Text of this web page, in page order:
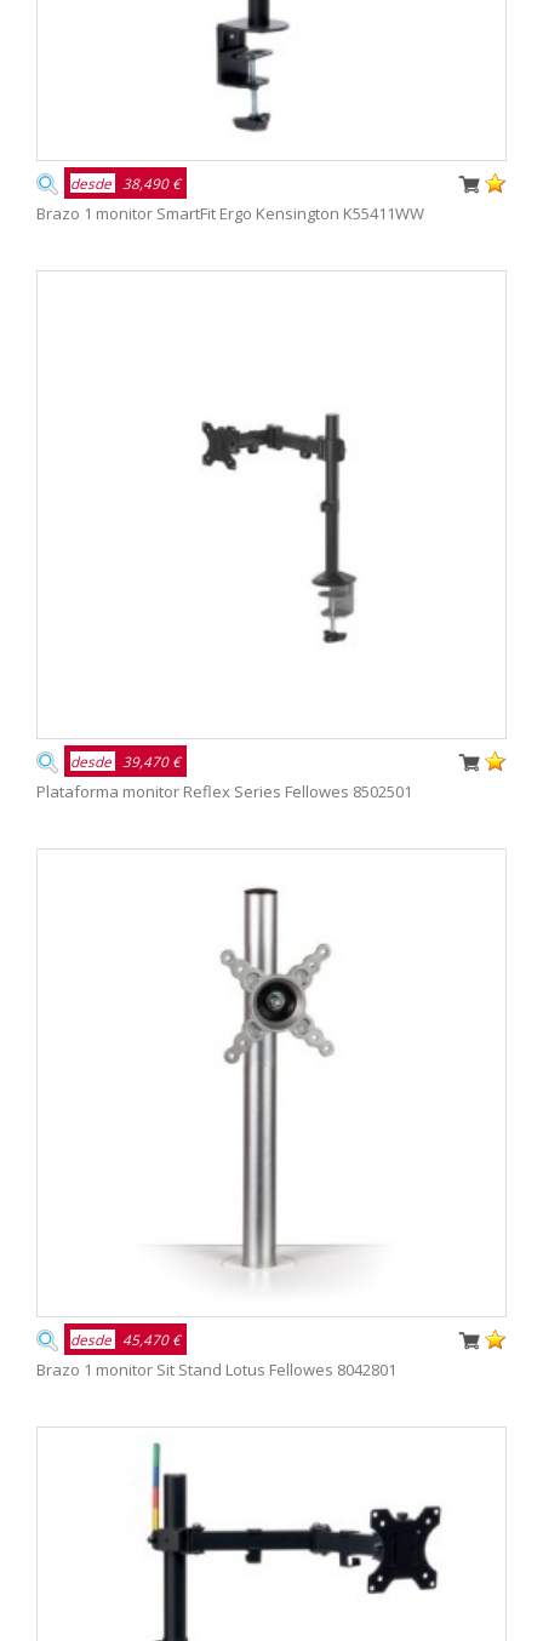
desde 38,490 €
Brazo 1 monitor SmartFit Ergo Kensington K55411WW
desde 39,470 €
Plataforma monitor Reflex Series Fellowes 8502501
desde 45,470 €
Brazo 1 monitor Sit Stand Lotus Fellowes 8042801